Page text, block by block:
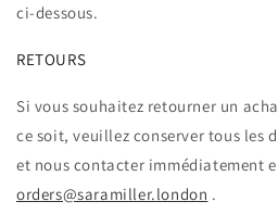
ci-dessous.
RETOURS
Si vous souhaitez retourner un
ce soit, veuillez conserver tous les
et nous contacter immédiatement
orders@saramiller.london .